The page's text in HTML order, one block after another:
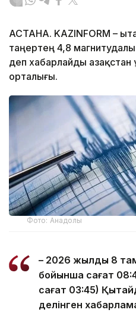
АСТАНА. KAZINFORM –
таңертең 4,8 магнитудалы
деп хабарлайды
орталығы.
Фото: Анадолы
– 2026 жылдың 8
бойынша сағат
сағат 03:45)
делінген